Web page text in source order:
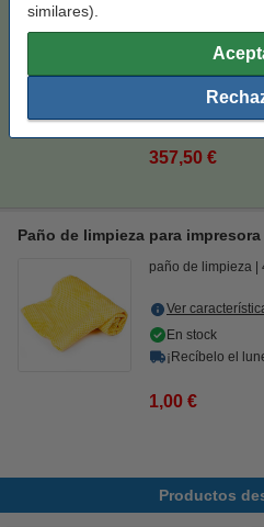
similares).
En stock
¡Recíbelo el
Por página
357,50 €
Paño de limpieza para
paño de limpieza
Ver
En stock
¡Recíbelo el
1,00 €
Productos